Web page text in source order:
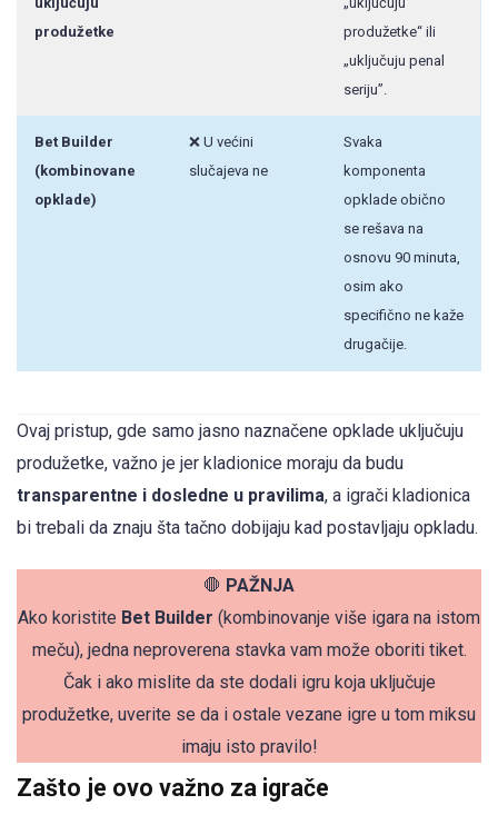
produžetke
produžetke“ ili
„uključuju penal
seriju”.
Bet Builder
(kombinovane
opklade)
❌ U većini
slučajeva ne
Svaka
komponenta
opklade obično
se rešava na
osnovu 90 minuta,
osim ako
specifično ne kaže
drugačije.
Ovaj pristup, gde samo jasno naznačene opklade uključuju
produžetke, važno je jer kladionice moraju da budu
transparentne i dosledne u pravilima, a igrači kladionica
bi trebali da znaju šta tačno dobijaju kad postavljaju opkladu.
🛑 PAŽNJA
Ako koristite Bet Builder (kombinovanje više igara na istom
meču), jedna neproverena stavka vam može oboriti tiket.
Čak i ako mislite da ste dodali igru koja uključuje
produžetke, uverite se da i ostale vezane igre u tom miksu
imaju isto pravilo!
Zašto je ovo važno za igrače